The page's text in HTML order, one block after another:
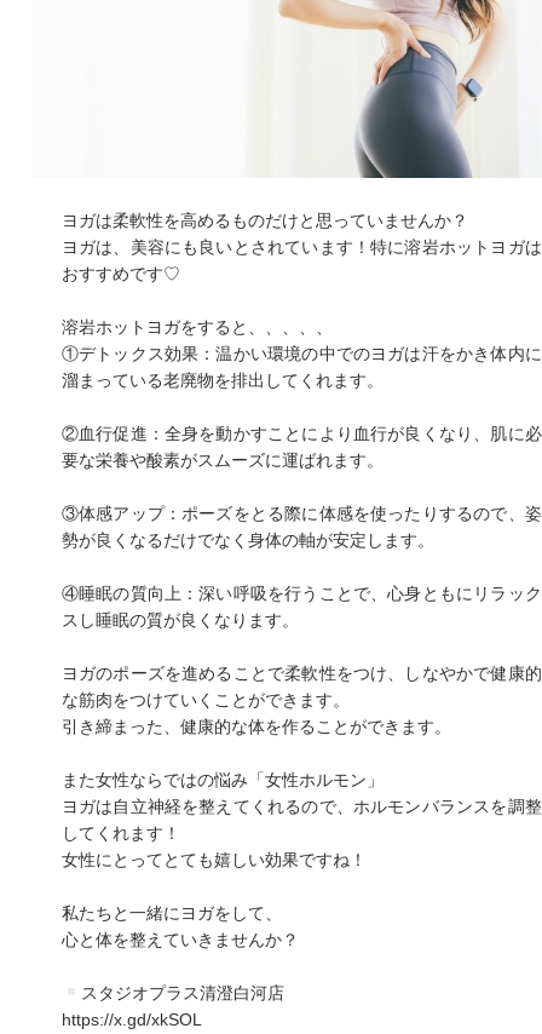
ヨガは柔軟性を高めるものだけと思っていませんか？
ヨガは、美容にも良いとされています！特に溶岩ホットヨガは
おすすめです♡
溶岩ホットヨガをすると、、、、、
①デトックス効果：温かい環境の中でのヨガは汗をかき体内に
溜まっている老廃物を排出してくれます。
②血行促進：全身を動かすことにより血行が良くなり、肌に必
要な栄養や酸素がスムーズに運ばれます。
③体感アップ：ポーズをとる際に体感を使ったりするので、姿
勢が良くなるだけでなく身体の軸が安定します。
④睡眠の質向上：深い呼吸を行うことで、心身ともにリラック
スし睡眠の質が良くなります。
ヨガのポーズを進めることで柔軟性をつけ、しなやかで健康的
な筋肉をつけていくことができます。
引き締まった、健康的な体を作ることができます。
また女性ならではの悩み「女性ホルモン」
ヨガは自立神経を整えてくれるので、ホルモンバランスを調整
してくれます！
女性にとってとても嬉しい効果ですね！
私たちと一緒にヨガをして、
心と体を整えていきませんか？
スタジオプラス清澄白河店
https://x.gd/xkSOL